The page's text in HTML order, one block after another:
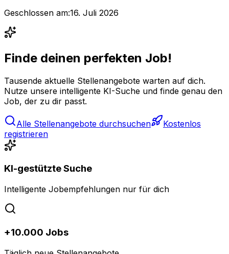
Geschlossen am:16. Juli 2026
Finde deinen perfekten Job!
Tausende aktuelle Stellenangebote warten auf dich.
Nutze unsere intelligente KI-Suche und finde genau den
Job, der zu dir passt.
Alle Stellenangebote durchsuchen
Kostenlos
registrieren
KI-gestützte Suche
Intelligente Jobempfehlungen nur für dich
+10.000 Jobs